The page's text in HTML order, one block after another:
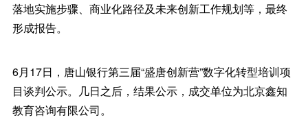
落地实施步骤、商业化路径及未来创新工作规划等，最终
形成报告。
6月17日，唐山银行第三届“盛唐创新营”数字化转型培训项
目谈判公示。几日之后，结果公示，成交单位为北京鑫知
教育咨询有限公司。